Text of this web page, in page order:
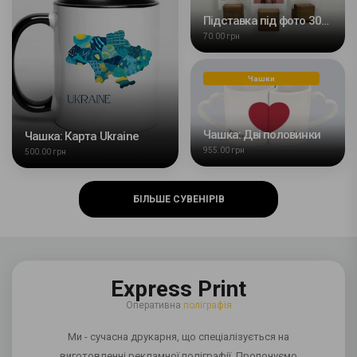
Чашка: Карта Ukraine
500.00 грн
Підставка під фото 30х30х30мм
70.00 грн
Чашки
Чашка: Дві половинки
955.00 грн
БІЛЬШЕ СУВЕНІРІВ
Express Print
Оперативна поліграфія
Ми - сучасна друкарня, що спеціалізується на